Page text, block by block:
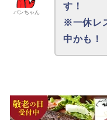
パンちゃん
す！
※一休レ
中かも！